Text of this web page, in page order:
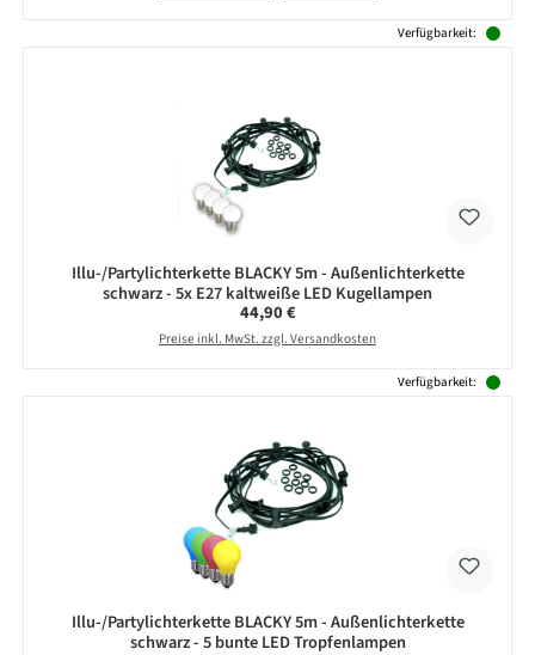
Verfügbarkeit:
Illu-/Partylichterkette BLACKY 5m - Außenlichterkette
schwarz - 5x E27 kaltweiße LED Kugellampen
Regulärer Preis:
44,90 €
Preise inkl. MwSt. zzgl. Versandkosten
Verfügbarkeit:
Illu-/Partylichterkette BLACKY 5m - Außenlichterkette
schwarz - 5 bunte LED Tropfenlampen